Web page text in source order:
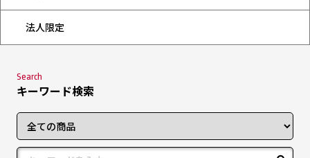
法人限定
Search
キーワード検索